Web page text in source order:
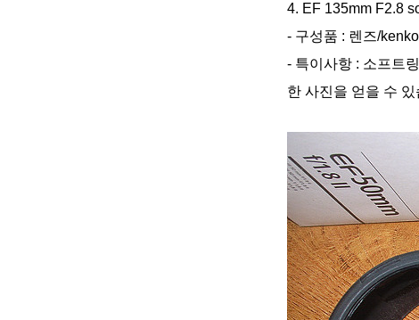
4. EF 135mm F2.8
- 구성품 : 렌즈/
- 특이사항 : 소프트
한 사진을 얻을 수